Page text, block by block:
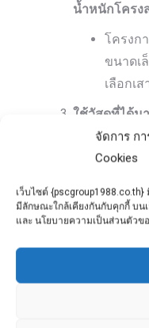
จัดการ ก
Cookies
เว็บไซต์
มีลักษณะใกล้เคียงกันกับคุกกี้ บน
และ นโยบายความเป็นส่วนตัวข
น้ำหนักโครง
โครงก
ขนาดเ
เลือกเ
ใช้วัสดุที่ได้ม
ควรเลื
มาตรฐ
คุณภาพ
ตรวจสอบคว
เลือก
อุปกร